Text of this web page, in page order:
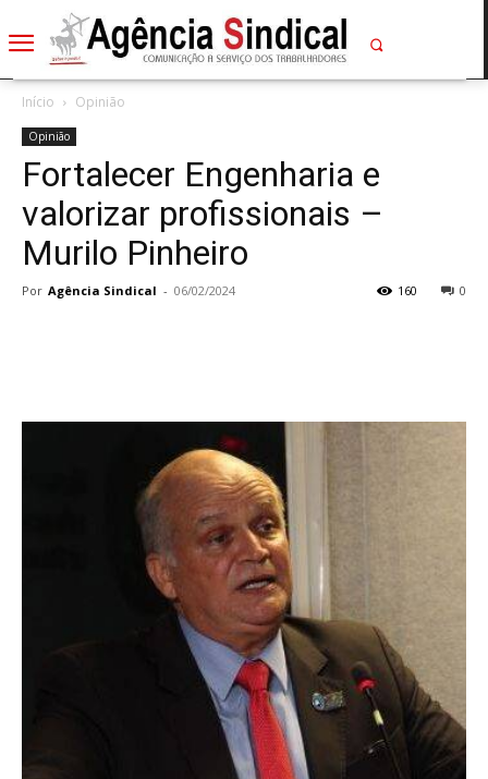
Início Opinião
Opinião
Fortalecer Engenharia e
valorizar profissionais –
Murilo Pinheiro
Por Agência Sindical - 06/02/2024 0
160